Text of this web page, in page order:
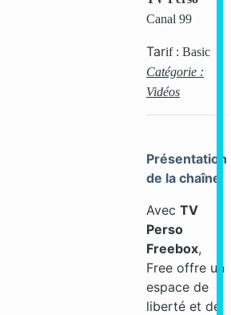
Canal 99
Tarif : Basic
Catégorie :
Vidéos
Présentation
de la chaîne
Avec TV
Perso
Freebox,
Free offre un
espace de
liberté et de